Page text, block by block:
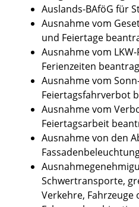
Auslands-BAföG für
Ausnahme vom
und Feiertage
Ausnahme vom
Ferienzeiten
Ausnahme vom
Feiertagsfahrverbot
Ausnahme vom
Feiertagsarbeit
Ausnahme von den
Schwertransporte,
Verkehre, Fahrzeuge